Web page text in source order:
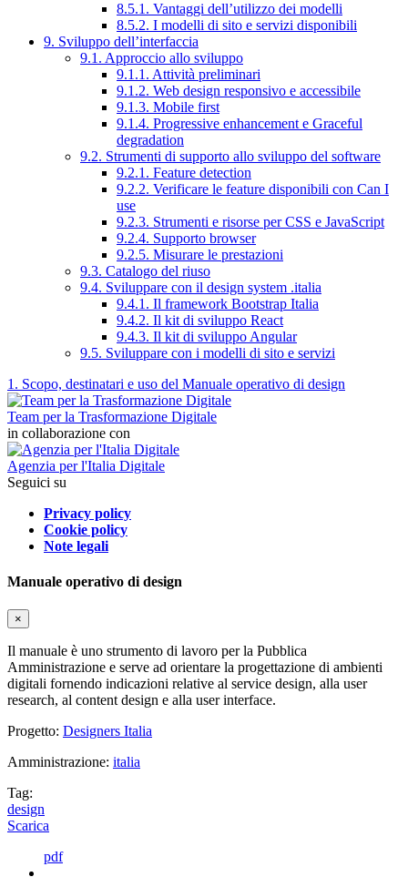
8.5.1. Vantaggi dell’utilizzo dei modelli
8.5.2. I modelli di sito e servizi disponibili
9. Sviluppo dell’interfaccia
9.1. Approccio allo sviluppo
9.1.1. Attività preliminari
9.1.2. Web design responsivo e accessibile
9.1.3. Mobile first
9.1.4. Progressive enhancement e Graceful
degradation
9.2. Strumenti di supporto allo sviluppo del software
9.2.1. Feature detection
9.2.2. Verificare le feature disponibili con Can I
use
9.2.3. Strumenti e risorse per CSS e JavaScript
9.2.4. Supporto browser
9.2.5. Misurare le prestazioni
9.3. Catalogo del riuso
9.4. Sviluppare con il design system .italia
9.4.1. Il framework Bootstrap Italia
9.4.2. Il kit di sviluppo React
9.4.3. Il kit di sviluppo Angular
9.5. Sviluppare con i modelli di sito e servizi
1. Scopo, destinatari e uso del Manuale operativo di design
Team per la Trasformazione Digitale
in collaborazione con
Agenzia per l'Italia Digitale
Seguici su
Privacy policy
Cookie policy
Note legali
Manuale operativo di design
×
Il manuale è uno strumento di lavoro per la Pubblica
Amministrazione e serve ad orientare la progettazione di ambienti
digitali fornendo indicazioni relative al service design, alla user
research, al content design e alla user interface.
Progetto: Designers Italia
Amministrazione: italia
Tag:
design
Scarica
pdf